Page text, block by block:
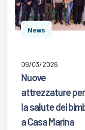
News
09/03/2026
Nuove
attrezzature per
la salute dei
a Casa Marina